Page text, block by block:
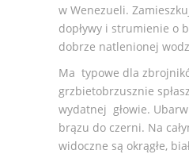
w Wenezueli.
dopływy i strumienie o
dobrze natlenionej
Ma typowe dla
grzbietobrzusznie
wydatnej głowie.
brązu do czerni. Na
widoczne są okrągłe,